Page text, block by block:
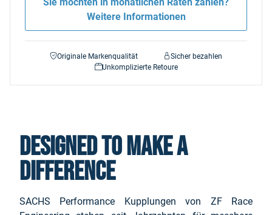
Weitere Informationen
Originale Markenqualität
Sicher bezahlen
Unkomplizierte Retoure
Designed to make a
difference
SACHS Performance Kupplungen von ZF Race